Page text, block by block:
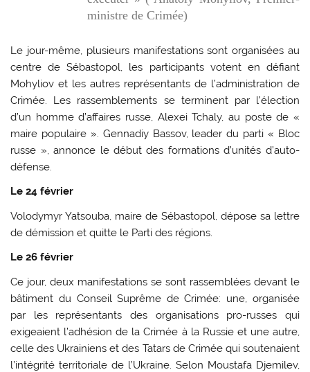
ministre de Crimée)
Le jour-même, plusieurs manifestations sont organisées au
centre de Sébastopol, les participants votent en défiant
Mohyliov et les autres représentants de l’administration de
Crimée. Les rassemblements se terminent par l’élection
d’un homme d’affaires russe, Alexei Tchaly, au poste de «
maire populaire ». Gennadiy Bassov, leader du parti « Bloc
russe », annonce le début des formations d’unités d’auto-
défense.
Le 24 février
Volodymyr Yatsouba, maire de Sébastopol, dépose sa lettre
de démission et quitte le Parti des régions.
Le 26 février
Ce jour, deux manifestations se sont rassemblées devant le
bâtiment du Conseil Suprême de Crimée: une, organisée
par les représentants des organisations pro-russes qui
exigeaient l’adhésion de la Crimée à la Russie et une autre,
celle des Ukrainiens et des Tatars de Crimée qui soutenaient
l’intégrité territoriale de l’Ukraine. Selon Moustafa Djemilev,